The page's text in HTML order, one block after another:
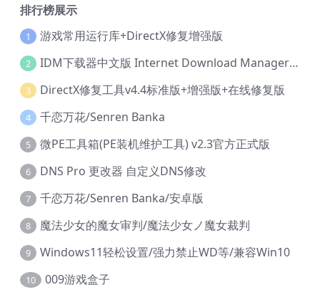
排行榜展示
1 游戏常用运行库+DirectX修复增强版
2 IDM下载器中文版 Internet Download Manager v6.42.36 IDM
3 DirectX修复工具v4.4标准版+增强版+在线修复版
4 千恋万花/Senren Banka
5 微PE工具箱(PE装机维护工具) v2.3官方正式版
6 DNS Pro 更改器 自定义DNS修改
7 千恋万花/Senren Banka/安卓版
8 魔法少女的魔女审判/魔法少女ノ魔女裁判
9 Windows11轻松设置/强力禁止WD等/兼容Win10
10 009游戏盒子